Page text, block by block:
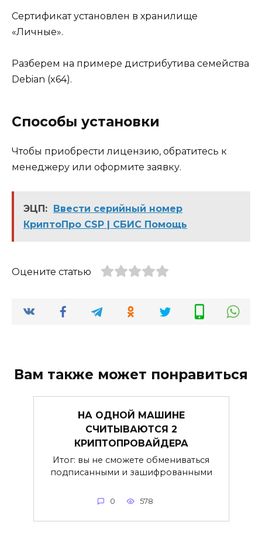
Сертификат установлен в хранилище
«Личные».
Разберем на примере дистрибутива семейства
Debian (x64).
Способы установки
Чтобы приобрести лицензию, обратитесь к
менеджеру или оформите заявку.
ЭЦП: Ввести серийный номер
КриптоПро CSP | СБИС Помощь
Оцените статью
Вам также может понравиться
НА ОДНОЙ МАШИНЕ
СЧИТЫВАЮТСЯ 2
КРИПТОПРОВАЙДЕРА
Итог: вы не сможете обмениваться
подписанными и зашифрованными
0 578